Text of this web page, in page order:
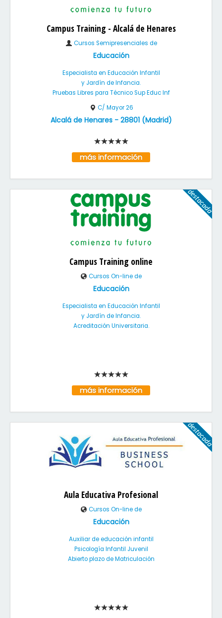
Campus Training - Alcalá de Henares
Cursos Semipresenciales de
Educación
Especialista en Educación Infantil
y Jardín de Infancia.
Pruebas Libres para Técnico Sup Educ Inf
C/ Mayor 26
Alcalá de Henares- 28801(Madrid)
más información
Campus Training online
Cursos On-line de
Educación
Especialista en Educación Infantil
y Jardín de Infancia.
Acreditación Universitaria.
más información
Aula Educativa Profesional
Cursos On-line de
Educación
Auxiliar de educación infantil
Psicología Infantil Juvenil
Abierto plazo de Matriculación